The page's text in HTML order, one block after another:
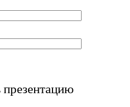
презентацию